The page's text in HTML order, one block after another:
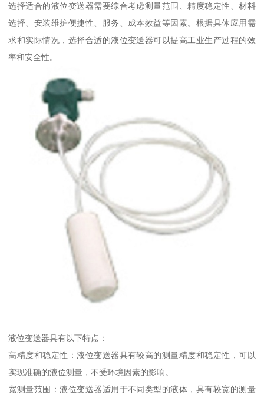
选择适合的液位变送器需要综合考虑测量范围、精度稳定性、材料
选择、安装维护便捷性、服务、成本效益等因素。根据具体应用需
求和实际情况，选择合适的液位变送器可以提高工业生产过程的效
率和安全性。
液位变送器具有以下特点：
高精度和稳定性：液位变送器具有较高的测量精度和稳定性，可以
实现准确的液位测量，不受环境因素的影响。
宽测量范围：液位变送器适用于不同类型的液体，具有较宽的测量